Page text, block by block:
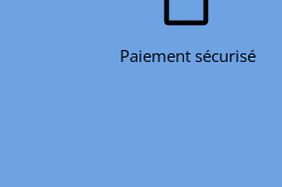
Paiement sécurisé